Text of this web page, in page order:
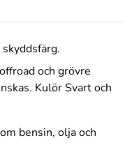
och grövre
Kulör Svart och
bensin, olja och